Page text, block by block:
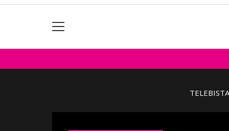
TELEBISTA